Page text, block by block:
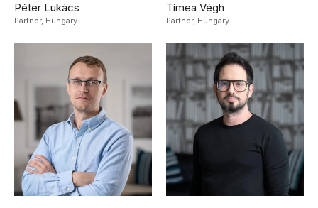
Péter Lukács
Partner, Hungary
Tímea Végh
Partner, Hungary